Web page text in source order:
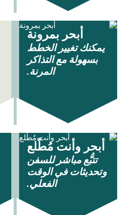
أبحر بمرونة
يمكنك تغيير الخطط
بسهولة مع التذاكر
المرنة.
أبحر وأنت مُطّلع
تتبُّع مباشر للسفن
وتحديثات في الوقت
الفعلي.